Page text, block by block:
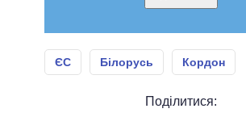
ЄС Білорусь Кордон
Поділитися: